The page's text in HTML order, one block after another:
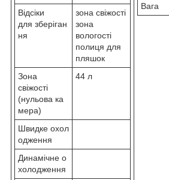
Відсіки
для зберіган
ня
зона свіжості
зона
вологості
полиця для
пляшок
Зона
свіжості
(нульова ка
мера)
44 л
Швидке охол
одження
Динамічне о
холодження
Вага